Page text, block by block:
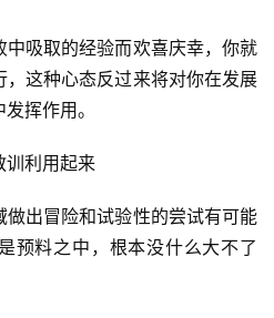
吸取的经验而欢喜庆幸，你就
这种心态反过来将对你在发展
挥作用。
训利用起来
出冒险和试验性的尝试有可能
料之中，根本没什么大不了